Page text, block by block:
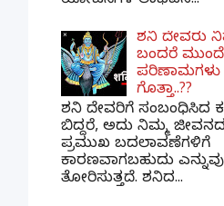
ಶನಿ ದೇವರು
ಬಂದರೆ ಮುಂದೆ
ಪರಿಣಾಮಗಳು
ಗೊತ್ತಾ..??
ಶನಿ ದೇವರಿಗೆ ಸಂಬಂಧಿಸಿದ
ಬಿದ್ದರೆ, ಅದು ನಿಮ್ಮ
ಪ್ರಮುಖ ಬದಲಾವಣೆಗಳಿಗೆ
ಕಾರಣವಾಗಬಹುದು
ತೋರಿಸುತ್ತದೆ. ಶನಿದ...